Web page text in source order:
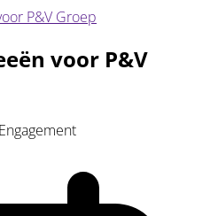
P&V Groep
voor P&V
Engagement